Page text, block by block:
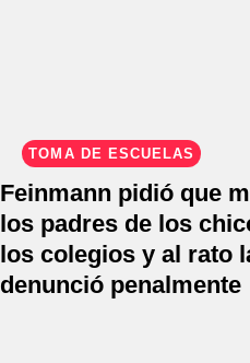
TOMA DE ESCUELAS
Feinmann pidió que
los padres de los
los colegios y al rato
denunció penalmente